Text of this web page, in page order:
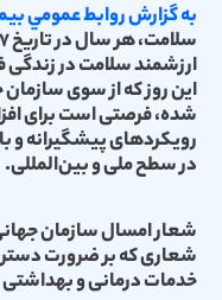
به گزارش روابط عمومي
ارزشمند سلامت در
شده، فرصتی است برای
رویکردهای پیشگیرانه
در سطح ملی و بین‌المللی.
شعار امسال سازمان
شعاری که بر ضرورت
خدمات درمانی و بهداشتی